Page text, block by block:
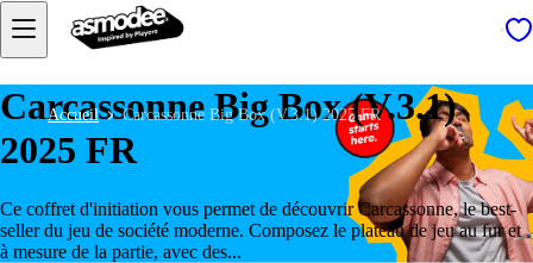
Accueil Carcassonne Big Box (V.3.1) 2025 FR
Carcassonne Big Box (V.3.1)
2025 FR
Ce coffret d'initiation vous permet de découvrir Carcassonne, le best-
seller du jeu de société moderne. Composez le plateau de jeu au fur et
à mesure de la partie, avec des...